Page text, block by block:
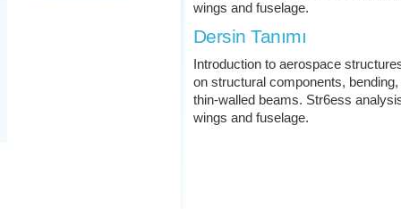
wings and fuselage.
Dersin Tanımı
Introduction to aerospace
on structural components,
thin-walled beams. Str6ess
wings and fuselage.